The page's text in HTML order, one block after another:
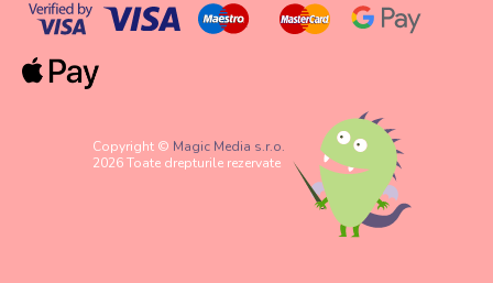
Copyright © Magic Media s.r.o.
2026 Toate drepturile rezervate